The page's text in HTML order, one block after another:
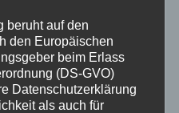
beruht auf den
den Europäischen
beim Erlass
(DS-GVO)
Datenschutzerklärung
als auch für